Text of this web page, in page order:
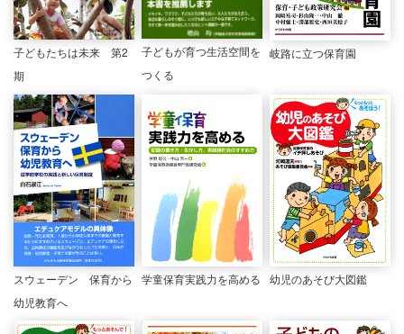
子どもたちは未来 第2
期
子どもが育つ生活空間を
つくる
岐路に立つ保育園
スウェーデン 保育から
幼児教育へ
学童保育実践力を高める 幼児のあそび大図鑑